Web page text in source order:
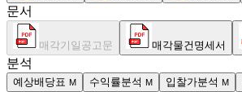
문서
매각기일공고문 매각물건명세서
분석
예상배당표 M 수익률분석 M 입찰가분석 M